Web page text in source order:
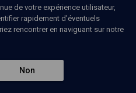
La rédaction
de votre expérience utilisateur,
rapidement d’éventuels
rencontrer en naviguant sur notre
Non